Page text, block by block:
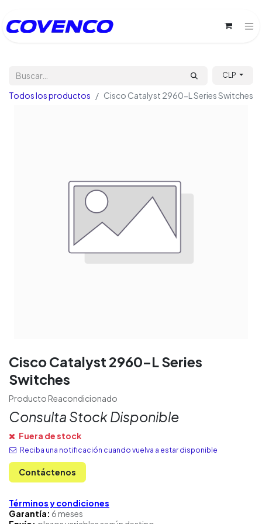
CLP
Todos los productos Cisco Catalyst 2960-L Series Switches
Cisco Catalyst 2960-L Series
Switches
Producto Reacondicionado
Consulta Stock Disponible
Fuera de stock
Reciba una notificación cuando vuelva a estar disponible
Contáctenos
Términos y condiciones
Garantía: 6 meses